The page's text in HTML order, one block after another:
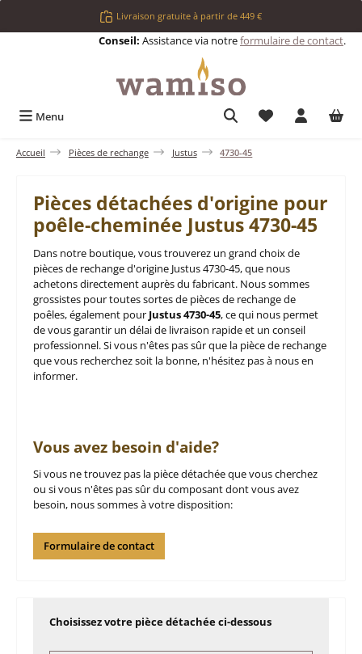
Passer au contenu principalLivraison gratuite à partir de 449 €
Conseil: Assistance via notreformulaire de contact.
Menu Vous avez 0
Accueil Pièces de rechange Justus 4730-45
Pièces détachées d'origine pour
poêle-cheminée Justus 4730-45
Dans notre boutique, vous trouverez un grand choix de
pièces de rechange d'origine Justus 4730-45, que nous
achetons directement auprès du fabricant. Nous sommes
grossistes pour toutes sortes de pièces de rechange de
poêles, également pour Justus 4730-45, ce qui nous permet
de vous garantir un délai de livraison rapide et un conseil
professionnel. Si vous n'êtes pas sûr que la pièce de rechange
que vous recherchez soit la bonne, n'hésitez pas à nous en
informer.
Vous avez besoin d'aide?
Si vous ne trouvez pas la pièce détachée que vous cherchez
ou si vous n'êtes pas sûr du composant dont vous avez
besoin, nous sommes à votre disposition:
Formulaire de contact
Choisissez votre pièce détachée ci-dessous